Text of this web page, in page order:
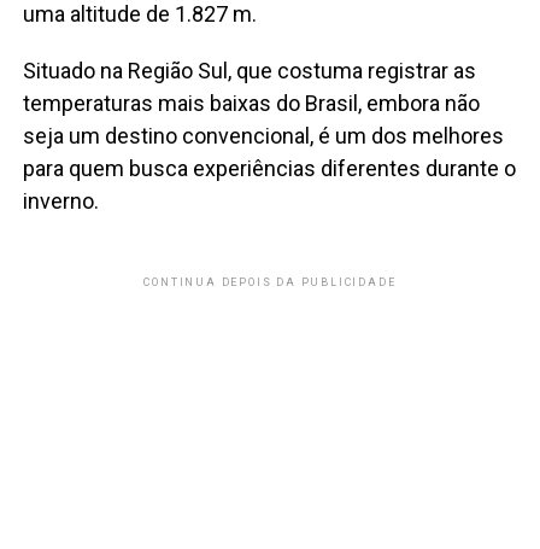
uma altitude de 1.827 m.
Situado na Região Sul, que costuma registrar as
temperaturas mais baixas do Brasil, embora não
seja um destino convencional, é um dos melhores
para quem busca experiências diferentes durante o
inverno.
CONTINUA DEPOIS DA PUBLICIDADE